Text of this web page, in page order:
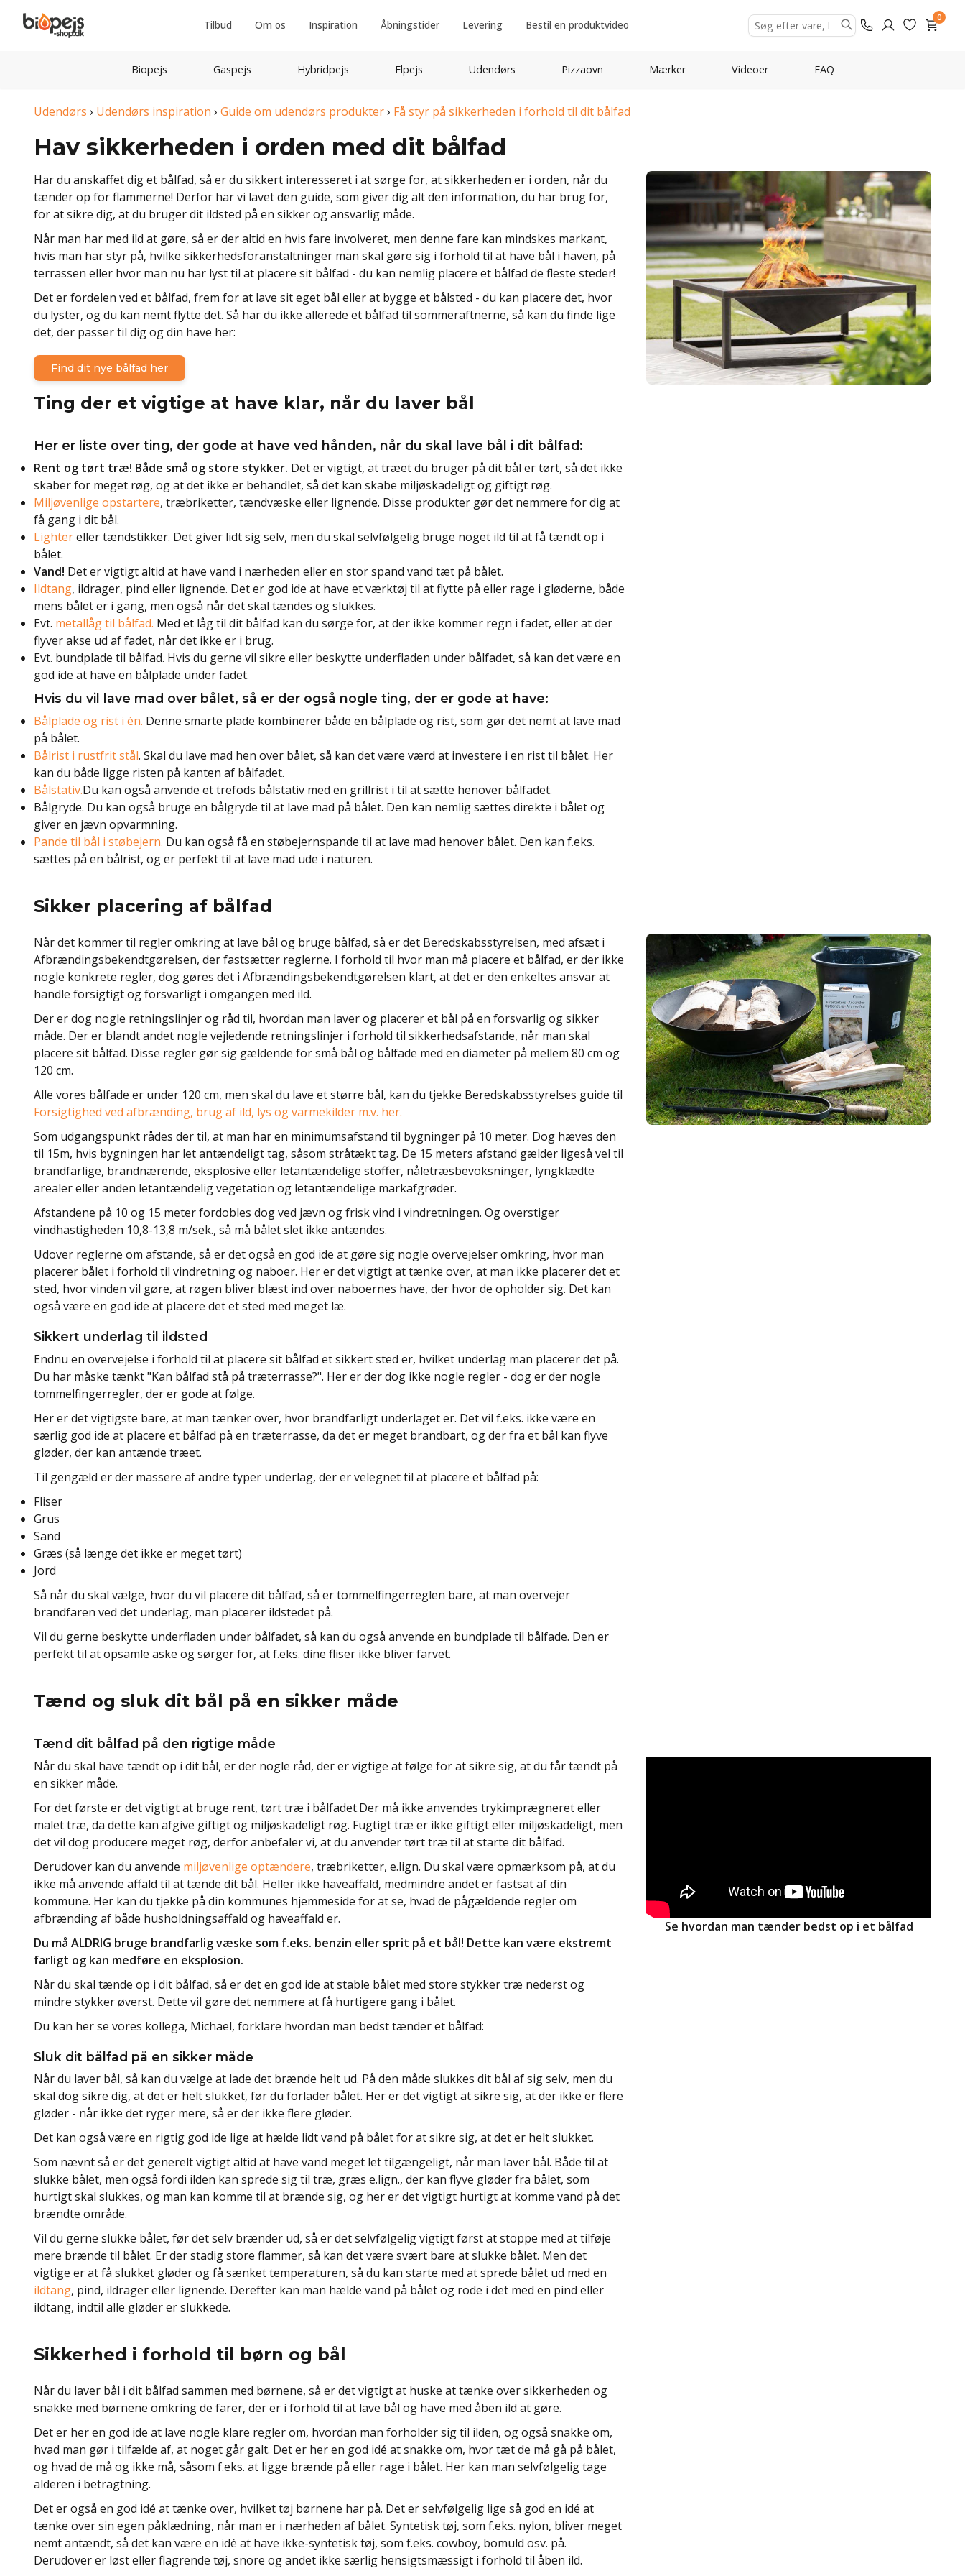
Tilbud Om os Inspiration Åbningstider Levering Bestil en produktvideo
0
Biopejs Gaspejs Hybridpejs Elpejs Udendørs Pizzaovn Mærker Videoer FAQ
Udendørs › Udendørs inspiration › Guide om udendørs produkter› Få styr på sikkerheden i forhold til dit bålfad
Hav sikkerheden i orden med dit bålfad
Har du anskaffet dig et bålfad, så er du sikkert interesseret i at sørge for, at sikkerheden er i orden, når du
tænder op for flammerne! Derfor har vi lavet den guide, som giver dig alt den information, du har brug for,
for at sikre dig, at du bruger dit ildsted på en sikker og ansvarlig måde.
Når man har med ild at gøre, så er der altid en hvis fare involveret, men denne fare kan mindskes markant,
hvis man har styr på, hvilke sikkerhedsforanstaltninger man skal gøre sig i forhold til at have bål i haven, på
terrassen eller hvor man nu har lyst til at placere sit bålfad - du kan nemlig placere et bålfad de fleste steder!
Det er fordelen ved et bålfad, frem for at lave sit eget bål eller at bygge et bålsted - du kan placere det, hvor
du lyster, og du kan nemt flytte det. Så har du ikke allerede et bålfad til sommeraftnerne, så kan du finde lige
det, der passer til dig og din have her:
Find dit nye bålfad her
Ting der et vigtige at have klar, når du laver bål
Her er liste over ting, der gode at have ved hånden, når du skal lave bål i dit bålfad:
Rent og tørt træ! Både små og store stykker. Det er vigtigt, at træet du bruger på dit bål er tørt, så det ikke
skaber for meget røg, og at det ikke er behandlet, så det kan skabe miljøskadeligt og giftigt røg.
Miljøvenlige opstartere, træbriketter, tændvæske eller lignende. Disse produkter gør det nemmere for dig at
få gang i dit bål.
Lightereller tændstikker. Det giver lidt sig selv, men du skal selvfølgelig bruge noget ild til at få tændt op i
bålet.
Vand! Det er vigtigt altid at have vand i nærheden eller en stor spand vand tæt på bålet.
Ildtang, ildrager, pind eller lignende. Det er god ide at have et værktøj til at flytte på eller rage i gløderne, både
mens bålet er i gang, men også når det skal tændes og slukkes.
Evt. metallåg til bålfad. Med et låg til dit bålfad kan du sørge for, at der ikke kommer regn i fadet, eller at der
flyver akse ud af fadet, når det ikke er i brug.
Evt. bundplade til bålfad. Hvis du gerne vil sikre eller beskytte underfladen under bålfadet, så kan det være en
god ide at have en bålplade under fadet.
Hvis du vil lave mad over bålet, så er der også nogle ting, der er gode at have:
Bålplade og rist i én. Denne smarte plade kombinerer både en bålplade og rist, som gør det nemt at lave mad
på bålet.
Bålrist i rustfrit stål. Skal du lave mad hen over bålet, så kan det være værd at investere i en rist til bålet. Her
kan du både ligge risten på kanten af bålfadet.
Bålstativ.Du kan også anvende et trefods bålstativ med en grillrist i til at sætte henover bålfadet.
Bålgryde. Du kan også bruge en bålgryde til at lave mad på bålet. Den kan nemlig sættes direkte i bålet og
giver en jævn opvarmning.
Pande til bål i støbejern. Du kan også få en støbejernspande til at lave mad henover bålet. Den kan f.eks.
sættes på en bålrist, og er perfekt til at lave mad ude i naturen.
Sikker placering af bålfad
Når det kommer til regler omkring at lave bål og bruge bålfad, så er det Beredskabsstyrelsen, med afsæt i
Afbrændingsbekendtgørelsen, der fastsætter reglerne. I forhold til hvor man må placere et bålfad, er der ikke
nogle konkrete regler, dog gøres det i Afbrændingsbekendtgørelsen klart, at det er den enkeltes ansvar at
handle forsigtigt og forsvarligt i omgangen med ild.
Der er dog nogle retningslinjer og råd til, hvordan man laver og placerer et bål på en forsvarlig og sikker
måde. Der er blandt andet nogle vejledende retningslinjer i forhold til sikkerhedsafstande, når man skal
placere sit bålfad. Disse regler gør sig gældende for små bål og bålfade med en diameter på mellem 80 cm og
120 cm.
Alle vores bålfade er under 120 cm, men skal du lave et større bål, kan du tjekke Beredskabsstyrelses guide til
Forsigtighed ved afbrænding, brug af ild, lys og varmekilder m.v. her.
Som udgangspunkt rådes der til, at man har en minimumsafstand til bygninger på 10 meter. Dog hæves den
til 15m, hvis bygningen har let antændeligt tag, såsom stråtækt tag. De 15 meters afstand gælder ligeså vel til
brandfarlige, brandnærende, eksplosive eller letantændelige stoffer, nåletræsbevoksninger, lyngklædte
arealer eller anden letantændelig vegetation og letantændelige markafgrøder.
Afstandene på 10 og 15 meter fordobles dog ved jævn og frisk vind i vindretningen. Og overstiger
vindhastigheden 10,8-13,8 m/sek., så må bålet slet ikke antændes.
Udover reglerne om afstande, så er det også en god ide at gøre sig nogle overvejelser omkring, hvor man
placerer bålet i forhold til vindretning og naboer. Her er det vigtigt at tænke over, at man ikke placerer det et
sted, hvor vinden vil gøre, at røgen bliver blæst ind over naboernes have, der hvor de opholder sig. Det kan
også være en god ide at placere det et sted med meget læ.
Sikkert underlag til ildsted
Endnu en overvejelse i forhold til at placere sit bålfad et sikkert sted er, hvilket underlag man placerer det på.
Du har måske tænkt "Kan bålfad stå på træterrasse?". Her er der dog ikke nogle regler - dog er der nogle
tommelfingerregler, der er gode at følge.
Her er det vigtigste bare, at man tænker over, hvor brandfarligt underlaget er. Det vil f.eks. ikke være en
særlig god ide at placere et bålfad på en træterrasse, da det er meget brandbart, og der fra et bål kan flyve
gløder, der kan antænde træet.
Til gengæld er der massere af andre typer underlag, der er velegnet til at placere et bålfad på:
Fliser
Grus
Sand
Græs (så længe det ikke er meget tørt)
Jord
Så når du skal vælge, hvor du vil placere dit bålfad, så er tommelfingerreglen bare, at man overvejer
brandfaren ved det underlag, man placerer ildstedet på.
Vil du gerne beskytte underfladen under bålfadet, så kan du også anvende en bundplade til bålfade. Den er
perfekt til at opsamle aske og sørger for, at f.eks. dine fliser ikke bliver farvet.
Tænd og sluk dit bål på en sikker måde
Tænd dit bålfad på den rigtige måde
Når du skal have tændt op i dit bål, er der nogle råd, der er vigtige at følge for at sikre sig, at du får tændt på
en sikker måde.
For det første er det vigtigt at bruge rent, tørt træ i bålfadet.Der må ikke anvendes trykimprægneret eller
malet træ, da dette kan afgive giftigt og miljøskadeligt røg. Fugtigt træ er ikke giftigt eller miljøskadeligt, men
det vil dog producere meget røg, derfor anbefaler vi, at du anvender tørt træ til at starte dit bålfad.
Derudover kan du anvende miljøvenlige optændere, træbriketter, e.lign. Du skal være opmærksom på, at du
ikke må anvende affald til at tænde dit bål. Heller ikke haveaffald, medmindre andet er fastsat af din
kommune. Her kan du tjekke på din kommunes hjemmeside for at se, hvad de pågældende regler om
afbrænding af både husholdningsaffald og haveaffald er.
Du må ALDRIG bruge brandfarlig væske som f.eks. benzin eller sprit på et bål! Dette kan være ekstremt
farligt og kan medføre en eksplosion.
Når du skal tænde op i dit bålfad, så er det en god ide at stable bålet med store stykker træ nederst og
mindre stykker øverst. Dette vil gøre det nemmere at få hurtigere gang i bålet.
Du kan her se vores kollega, Michael, forklare hvordan man bedst tænder et bålfad:
Se hvordan man tænder bedst op i et bålfad
Sluk dit bålfad på en sikker måde
Når du laver bål, så kan du vælge at lade det brænde helt ud. På den måde slukkes dit bål af sig selv, men du
skal dog sikre dig, at det er helt slukket, før du forlader bålet. Her er det vigtigt at sikre sig, at der ikke er flere
gløder - når ikke det ryger mere, så er der ikke flere gløder.
Det kan også være en rigtig god ide lige at hælde lidt vand på bålet for at sikre sig, at det er helt slukket.
Som nævnt så er det generelt vigtigt altid at have vand meget let tilgængeligt, når man laver bål. Både til at
slukke bålet, men også fordi ilden kan sprede sig til træ, græs e.lign., der kan flyve gløder fra bålet, som
hurtigt skal slukkes, og man kan komme til at brænde sig, og her er det vigtigt hurtigt at komme vand på det
brændte område.
Vil du gerne slukke bålet, før det selv brænder ud, så er det selvfølgelig vigtigt først at stoppe med at tilføje
mere brænde til bålet. Er der stadig store flammer, så kan det være svært bare at slukke bålet. Men det
vigtige er at få slukket gløder og få sænket temperaturen, så du kan starte med at sprede bålet ud med en
ildtang, pind, ildrager eller lignende. Derefter kan man hælde vand på bålet og rode i det med en pind eller
ildtang, indtil alle gløder er slukkede.
Sikkerhed i forhold til børn og bål
Når du laver bål i dit bålfad sammen med børnene, så er det vigtigt at huske at tænke over sikkerheden og
snakke med børnene omkring de farer, der er i forhold til at lave bål og have med åben ild at gøre.
Det er her en god ide at lave nogle klare regler om, hvordan man forholder sig til ilden, og også snakke om,
hvad man gør i tilfælde af, at noget går galt. Det er her en god idé at snakke om, hvor tæt de må gå på bålet,
og hvad de må og ikke må, såsom f.eks. at ligge brænde på eller rage i bålet. Her kan man selvfølgelig tage
alderen i betragtning.
Det er også en god idé at tænke over, hvilket tøj børnene har på. Det er selvfølgelig lige så god en idé at
tænke over sin egen påklædning, når man er i nærheden af bålet. Syntetisk tøj, som f.eks. nylon, bliver meget
nemt antændt, så det kan være en idé at have ikke-syntetisk tøj, som f.eks. cowboy, bomuld osv. på.
Derudover er løst eller flagrende tøj, snore og andet ikke særlig hensigtsmæssigt i forhold til åben ild.